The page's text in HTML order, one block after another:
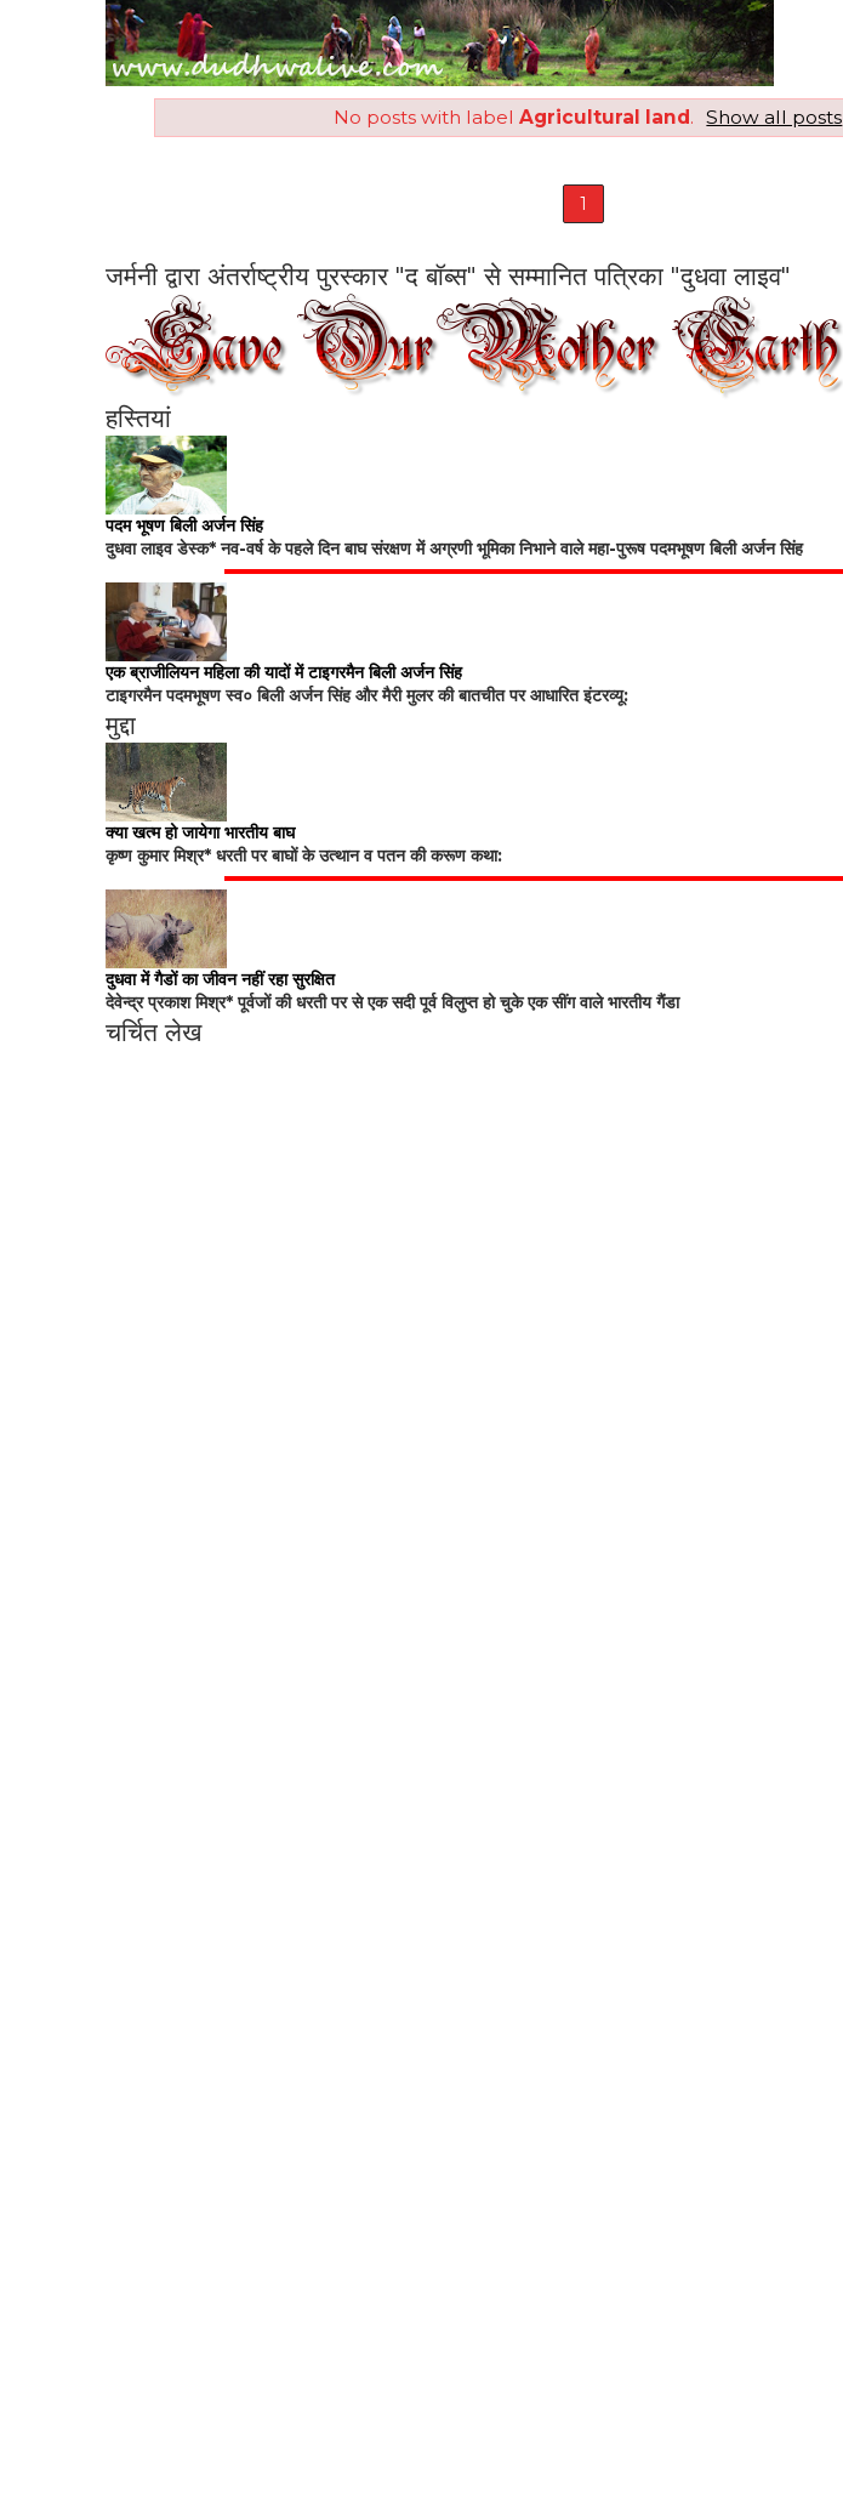
No posts with labelAgricultural land. Show all posts
1
जर्मनी द्वारा अंतर्राष्ट्रीय पुरस्कार "द बॉब्स" से सम्मानित पत्रिका "दुधवा लाइव"
हस्तियां
पदम भूषण बिली अर्जन सिंह
दुधवा लाइव डेस्क* नव-वर्ष के पहले दिन बाघ संरक्षण में अग्रणी भूमिका निभाने वाले महा-पुरूष पदमभूषण बिली अर्जन सिंह
एक ब्राजीलियन महिला की यादों में टाइगरमैन बिली अर्जन सिंह
टाइगरमैन पदमभूषण स्व० बिली अर्जन सिंह और मैरी मुलर की बातचीत पर आधारित इंटरव्यू:
मुद्दा
क्या खत्म हो जायेगा भारतीय बाघ
कृष्ण कुमार मिश्र* धरती पर बाघों के उत्थान व पतन की करूण कथा:
दुधवा में गैडों का जीवन नहीं रहा सुरक्षित
देवेन्द्र प्रकाश मिश्र* पूर्वजों की धरती पर से एक सदी पूर्व विलुप्त हो चुके एक सींग वाले भारतीय गैंडा
चर्चित लेख